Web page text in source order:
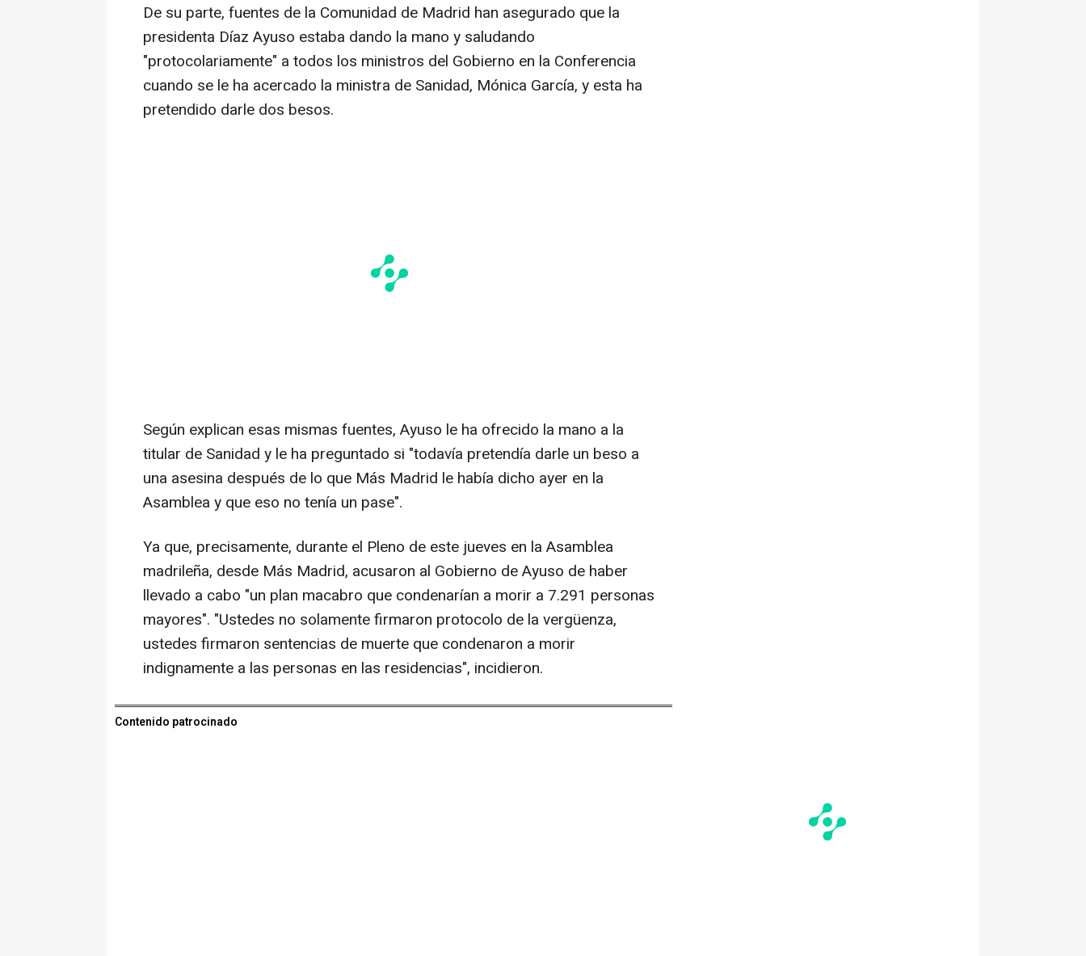
De su parte, fuentes de la Comunidad de Madrid han asegurado que la
presidenta Díaz Ayuso estaba dando la mano y saludando
"protocolariamente" a todos los ministros del Gobierno en la Conferencia
cuando se le ha acercado la ministra de Sanidad, Mónica García, y esta ha
pretendido darle dos besos.
Según explican esas mismas fuentes, Ayuso le ha ofrecido la mano a la
titular de Sanidad y le ha preguntado si "todavía pretendía darle un beso a
una asesina después de lo que Más Madrid le había dicho ayer en la
Asamblea y que eso no tenía un pase".
Ya que, precisamente, durante el Pleno de este jueves en la Asamblea
madrileña, desde Más Madrid, acusaron al Gobierno de Ayuso de haber
llevado a cabo "un plan macabro que condenarían a morir a 7.291 personas
mayores". "Ustedes no solamente firmaron protocolo de la vergüenza,
ustedes firmaron sentencias de muerte que condenaron a morir
indignamente a las personas en las residencias", incidieron.
Contenido patrocinado